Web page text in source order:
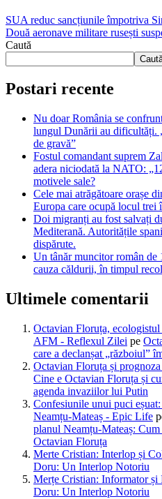
SUA reduc sancțiunile împotriva
Două aeronave militare rusești
Caută
Postari recente
Nu doar România se
lungul Dunării au dificultăți.
de gravă”
Fostul comandant suprem
adera niciodată la NATO:
motivele sale?
Cele mai atrăgătoare orașe
Europa care ocupă locul trei
Doi migranți au fost salvați
Mediterană. Autoritățile
dispărute.
Un tânăr muncitor român de
cauza căldurii, în timpul
Ultimele comentarii
Octavian Floruța,
AFM - Reflexul Zilei pe
care a declanșat „războiul”
Octavian Floruța și
Cine e Octavian Floruța și
agenda invaziilor lui Putin
Confesiunile unui puci
Neamțu-Mateaș - Epic Life
planul Neamțu-Mateaș:
Octavian Floruța
Merte Cristian: Interlop și
Doru: Un Interlop Notoriu
Merțe Cristian: Informator și
Doru: Un Interlop Notoriu